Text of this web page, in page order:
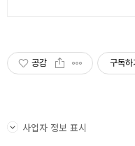
공감 구독하
사업자 정보 표시